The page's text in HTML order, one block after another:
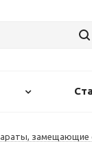
замещающие